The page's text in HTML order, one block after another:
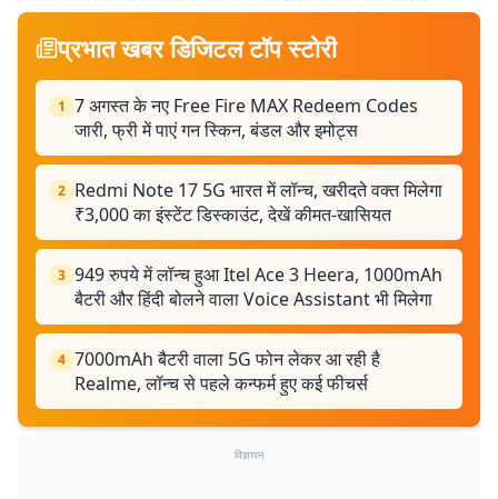
प्रभात खबर डिजिटल टॉप स्टोरी
1 7 अगस्त के नए Free Fire MAX Redeem Codes
जारी, फ्री में पाएं गन स्किन, बंडल और इमोट्स
2 Redmi Note 17 5G भारत में लॉन्च, खरीदते वक्त मिलेगा
₹3,000 का इंस्टेंट डिस्काउंट, देखें कीमत-खासियत
3 949 रुपये में लॉन्च हुआ Itel Ace 3 Heera, 1000mAh
बैटरी और हिंदी बोलने वाला Voice Assistant भी मिलेगा
4 7000mAh बैटरी वाला 5G फोन लेकर आ रही है
Realme, लॉन्च से पहले कन्फर्म हुए कई फीचर्स
विज्ञापन